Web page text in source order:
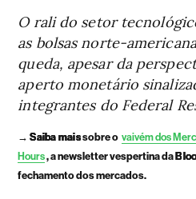
O rali do setor
as bolsas norte-
queda, apesar da
aperto monetário
integrantes do Federal
→Saiba maissobre o vaivém dos
Hours, a newsletter vespertina da
fechamento dos mercados.